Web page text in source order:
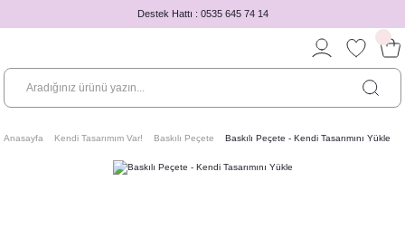
Destek Hattı : 0535 645 74 14
Anasayfa Kendi Tasarımım Var! Baskılı Peçete Baskılı Peçete - Kendi Tasarımını Yükle